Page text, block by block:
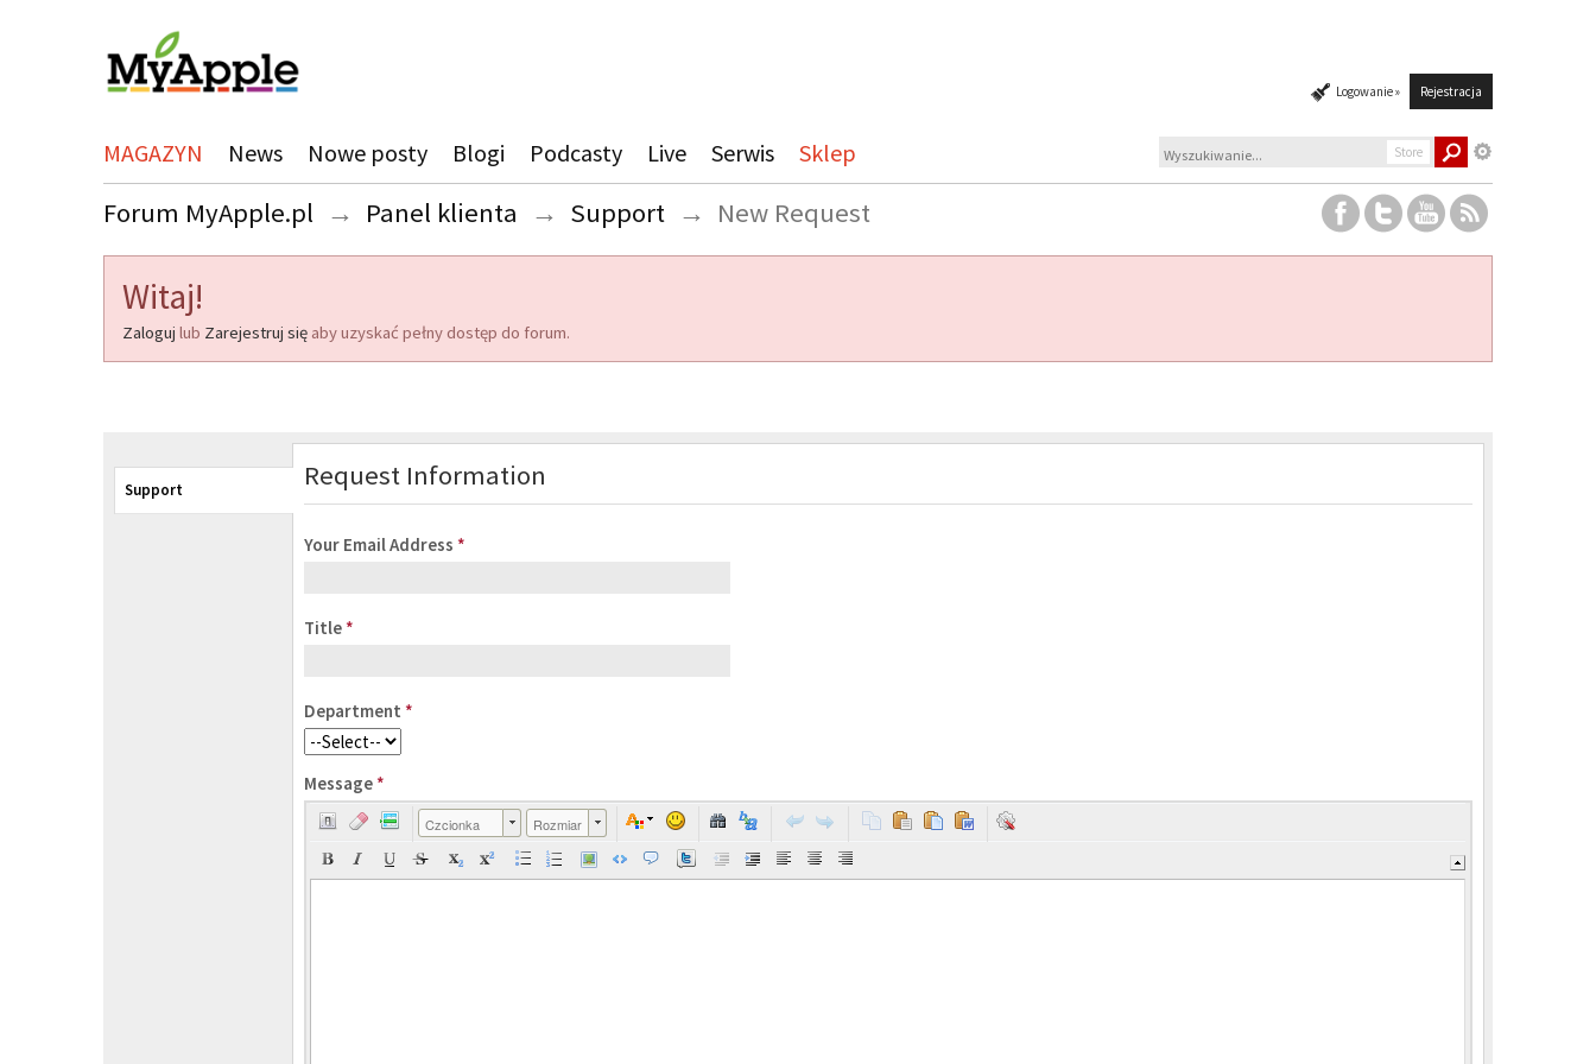
Logowanie » Rejestracja
MAGAZYN News Nowe posty Blogi Podcasty Live Serwis Sklep Store
Forum MyApple.pl → Panel klienta → Support → New Request
Witaj!
Zaloguj lub Zarejestruj się aby uzyskać pełny dostęp do forum.
Support Request Information
Your Email Address *
Title *
Department *
Message *
Czcionka Rozmiar